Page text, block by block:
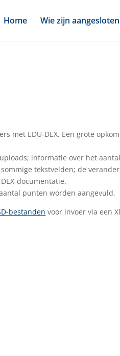
Home Wie zijn aangesloten
met EDU-DEX. Een grote
informatie over het
tekstvelden; de
documentatie.
punten worden aangevuld.
bestanden voor invoer via een